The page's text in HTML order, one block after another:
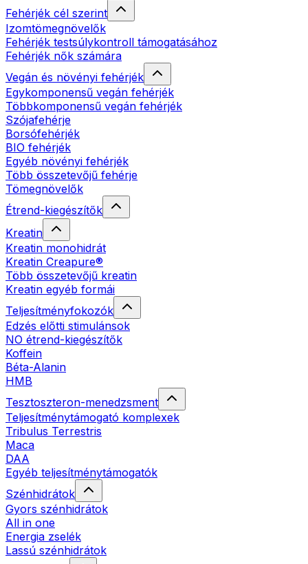
Fehérjék cél szerint
Izomtömegnövelők
Fehérjék testsúlykontroll támogatásához
Fehérjék nők számára
Vegán és növényi fehérjék
Egykomponensű vegán fehérjék
Többkomponensű vegán fehérjék
Szójafehérje
Borsófehérjék
BIO fehérjék
Egyéb növényi fehérjék
Több összetevőjű fehérje
Tömegnövelők
Étrend-kiegészítők
Kreatin
Kreatin monohidrát
Kreatin Creapure®
Több összetevőjű kreatin
Kreatin egyéb formái
Teljesítményfokozók
Edzés előtti stimulánsok
NO étrend-kiegészítők
Koffein
Béta-Alanin
HMB
Tesztoszteron-menedzsment
Teljesítménytámogató komplexek
Tribulus Terrestris
Maca
DAA
Egyéb teljesítménytámogatók
Szénhidrátok
Gyors szénhidrátok
All in one
Energia zselék
Lassú szénhidrátok